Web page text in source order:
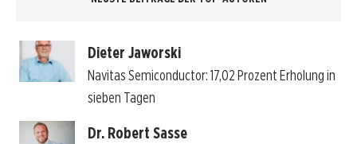
Dieter Jaworski
Navitas Semiconductor: 17,02 Prozent Erholung in
sieben Tagen
Dr. Robert Sasse